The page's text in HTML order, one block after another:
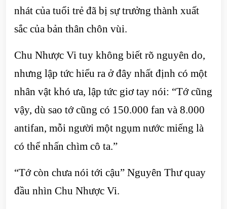
nhát của tuổi trẻ đã bị sự trưởng thành xuất
sắc của bản thân chôn vùi.
Chu Nhược Vi tuy không biết rõ nguyên do,
nhưng lập tức hiểu ra ở đây nhất định có một
nhân vật khó ưa, lập tức giơ tay nói: “Tớ cũng
vậy, dù sao tớ cũng có 150.000 fan và 8.000
antifan, mỗi người một ngụm nước miếng là
có thể nhấn chìm cô ta.”
“Tớ còn chưa nói tới cậu” Nguyên Thư quay
đầu nhìn Chu Nhược Vi.